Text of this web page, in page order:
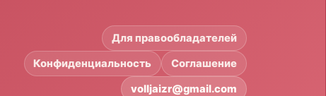
Для правообладателей
Конфиденциальность
Соглашение
volljaizr@gmail.com